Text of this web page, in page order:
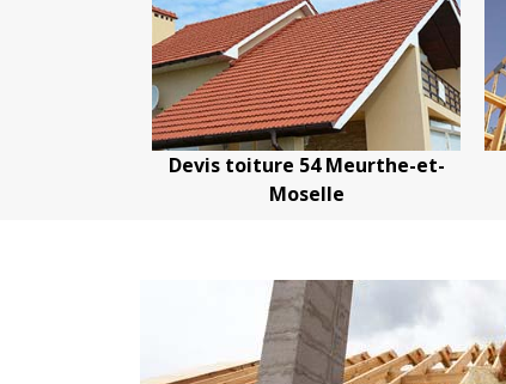
Devis toiture 54 Meurthe-et-
Moselle